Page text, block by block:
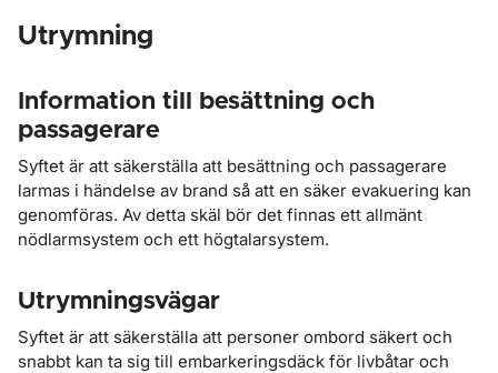
Utrymning
Information till besättning och
passagerare
Syftet är att säkerställa att besättning och passagerare
larmas i händelse av brand så att en säker evakuering kan
genomföras. Av detta skäl bör det finnas ett allmänt
nödlarmsystem och ett högtalarsystem.
Utrymningsvägar
Syftet är att säkerställa att personer ombord säkert och
snabbt kan ta sig till embarkeringsdäck för livbåtar och